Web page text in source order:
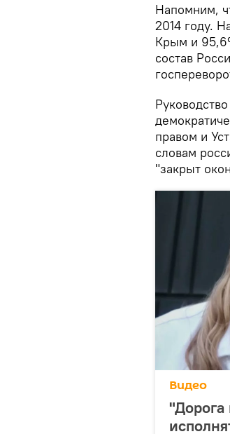
Напомним,
2014 году.
Крым и
состав
правом и
словам
"закрыт
Видео
"Дорога